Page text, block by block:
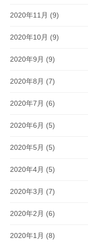
2020年11月 (9)
2020年10月 (9)
2020年9月 (9)
2020年8月 (7)
2020年7月 (6)
2020年6月 (5)
2020年5月 (5)
2020年4月 (5)
2020年3月 (7)
2020年2月 (6)
2020年1月 (8)